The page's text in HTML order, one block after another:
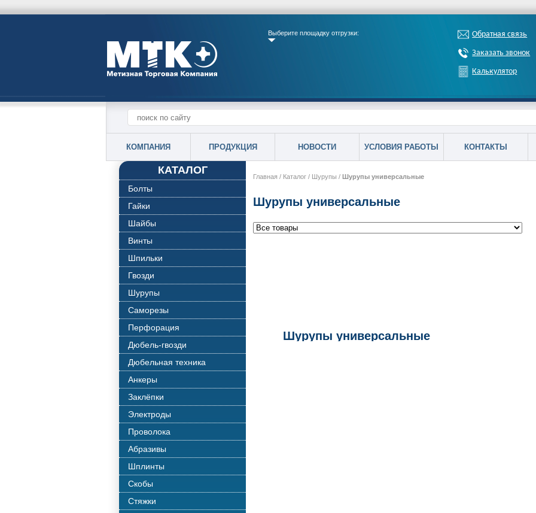
Выберите площадку отгрузки: Обратная связь
Заказать звонок
Калькулятор
КОМПАНИЯ ПРОДУКЦИЯ НОВОСТИ УСЛОВИЯ РАБОТЫ КОНТАКТЫ
КАТАЛОГ
Болты
Гайки
Шайбы
Винты
Шпильки
Гвозди
Шурупы
Саморезы
Перфорация
Дюбель-гвозди
Дюбельная техника
Анкеры
Заклёпки
Электроды
Проволока
Абразивы
Шплинты
Скобы
Стяжки
Главная / Каталог / Шурупы / Шурупы универсальные
Шурупы универсальные
Шурупы универсальные